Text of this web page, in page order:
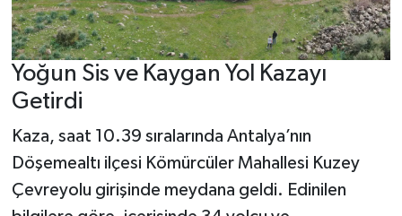
Yoğun Sis ve Kaygan Yol Kazayı
Getirdi
Kaza, saat 10.39 sıralarında Antalya’nın
Döşemealtı ilçesi Kömürcüler Mahallesi Kuzey
Çevreyolu girişinde meydana geldi. Edinilen